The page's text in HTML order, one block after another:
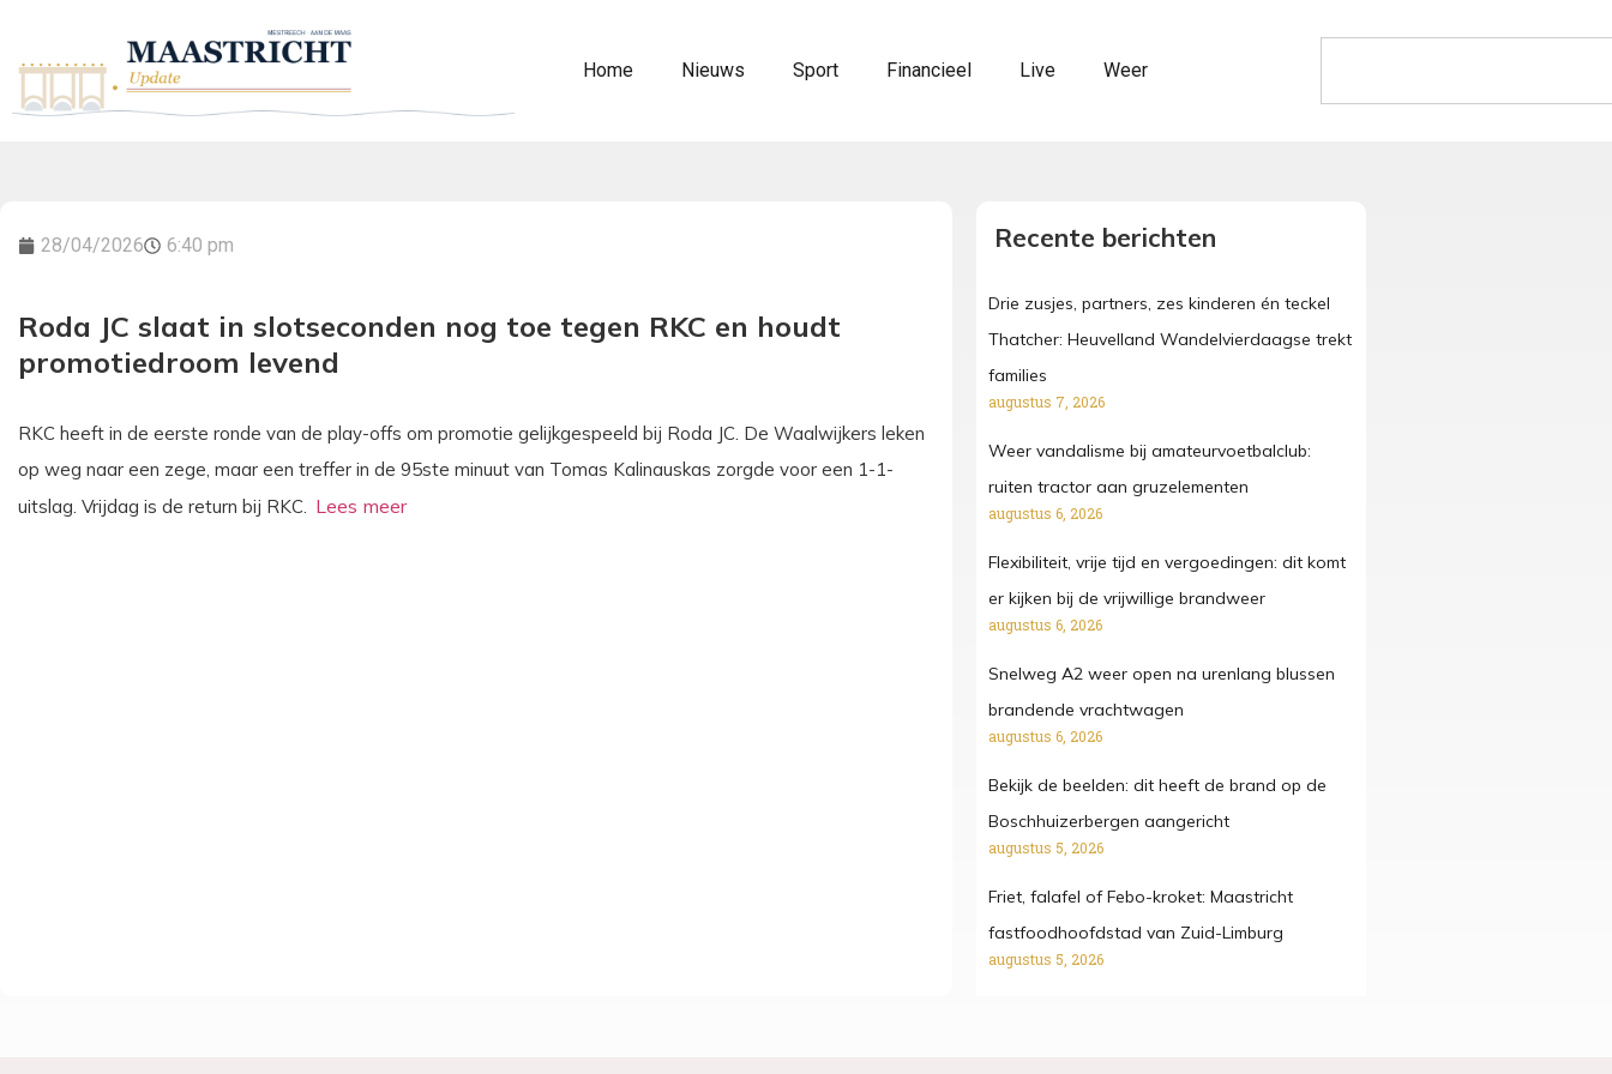
Home Nieuws Sport Financieel Live Weer
28/04/2026 6:40 pm
Roda JC slaat in slotseconden nog toe tegen RKC en houdt
promotiedroom levend
RKC heeft in de eerste ronde van de play-offs om promotie gelijkgespeeld bij Roda JC. De Waalwijkers leken
op weg naar een zege, maar een treffer in de 95ste minuut van Tomas Kalinauskas zorgde voor een 1-1-
uitslag. Vrijdag is de return bij RKC.
Recente berichten
Drie zusjes, partners, zes kinderen én teckel
Thatcher: Heuvelland Wandelvierdaagse trekt
families
augustus 7, 2026
Weer vandalisme bij amateurvoetbalclub:
ruiten tractor aan gruzelementen
augustus 6, 2026
Flexibiliteit, vrije tijd en vergoedingen: dit komt
er kijken bij de vrijwillige brandweer
augustus 6, 2026
Snelweg A2 weer open na urenlang blussen
brandende vrachtwagen
augustus 6, 2026
Bekijk de beelden: dit heeft de brand op de
Boschhuizerbergen aangericht
augustus 5, 2026
Friet, falafel of Febo-kroket: Maastricht
fastfoodhoofdstad van Zuid-Limburg
augustus 5, 2026